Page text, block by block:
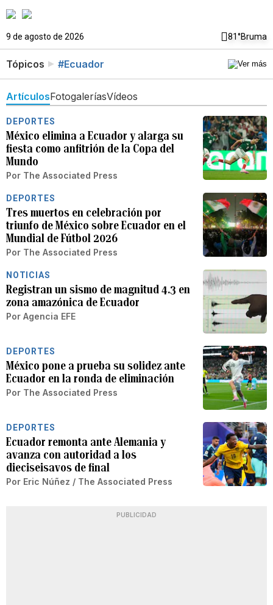
9 de agosto de 2026 81°Bruma
Tópicos #Ecuador
ArtículosFotogaleríasVídeos
DEPORTES
México elimina a Ecuador y alarga su
fiesta como anfitrión de la Copa del
Mundo
Por The Associated Press
DEPORTES
Tres muertos en celebración por
triunfo de México sobre Ecuador en el
Mundial de Fútbol 2026
Por The Associated Press
NOTICIAS
Registran un sismo de magnitud 4.3 en
zona amazónica de Ecuador
Por Agencia EFE
DEPORTES
México pone a prueba su solidez ante
Ecuador en la ronda de eliminación
Por The Associated Press
DEPORTES
Ecuador remonta ante Alemania y
avanza con autoridad a los
dieciseisavos de final
Por Eric Núñez / The Associated Press
PUBLICIDAD